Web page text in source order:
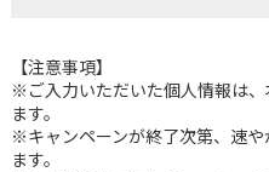
【注意事項】
※ご入力いただいた個人情報は
ます。
※キャンペーンが終了次第、速
ます。